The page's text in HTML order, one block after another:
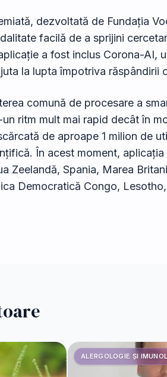
dezvoltată de Fundația
facilă de a sprijini
a fost inclus Corona-AI,
la lupta împotriva răspândirii
comună de procesare a
ritm mult mai rapid decât în
de aproape 1 milion de
În acest moment,
Zeelandă, Spania, Marea
Democratică Congo,
ALERGOLOGIE ȘI